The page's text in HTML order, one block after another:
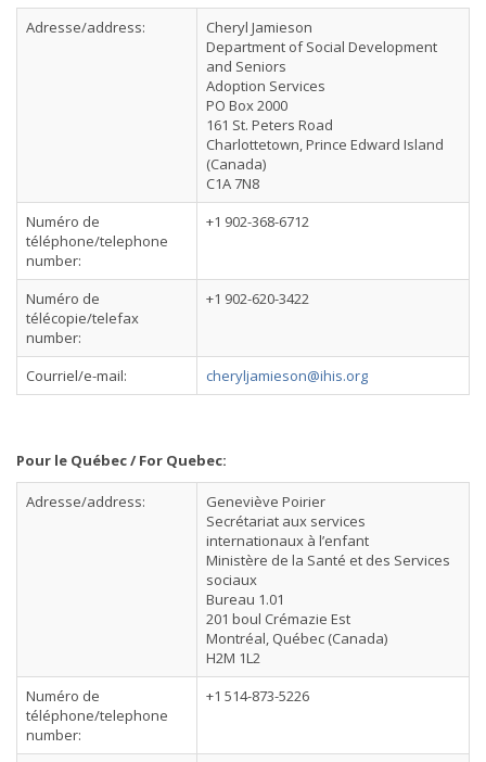
Adresse/address:
Cheryl Jamieson
Department of Social Development
and Seniors
Adoption Services
PO Box 2000
161 St. Peters Road
Charlottetown, Prince Edward Island
(Canada)
C1A 7N8
Numéro de
téléphone/telephone
number:
+1 902-368-6712
Numéro de
télécopie/telefax
number:
+1 902-620-3422
Courriel/e-mail: cheryljamieson@ihis.org
Pour le Québec / For Quebec:
Adresse/address:
Geneviève Poirier
Secrétariat aux services
internationaux à l’enfant
Ministère de la Santé et des Services
sociaux
Bureau 1.01
201 boul Crémazie Est
Montréal, Québec (Canada)
H2M 1L2
Numéro de
téléphone/telephone
number:
+1 514-873-5226